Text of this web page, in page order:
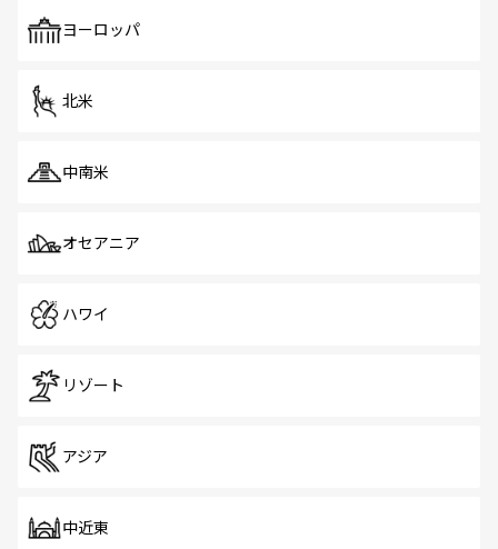
ヨーロッパ
北米
中南米
オセアニア
ハワイ
リゾート
アジア
中近東